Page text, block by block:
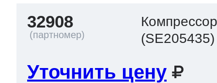
32908
(SE205435)
Уточнить цену